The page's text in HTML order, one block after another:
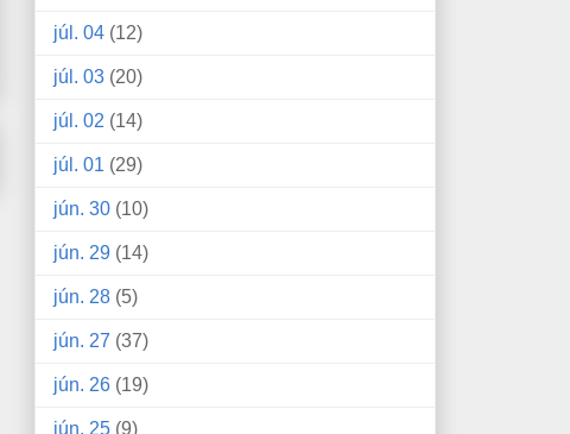
júl. 04 (12)
júl. 03 (20)
júl. 02 (14)
júl. 01 (29)
jún. 30 (10)
jún. 29 (14)
jún. 28 (5)
jún. 27 (37)
jún. 26 (19)
jún. 25 (9)